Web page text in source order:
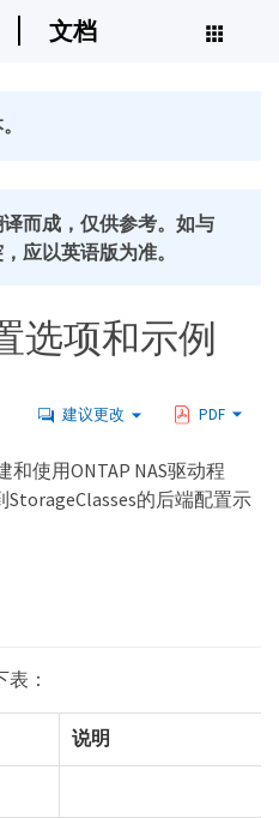
文档
而成，仅供参考。如与
应以英语版为准。
选项和示例
建议更改 PDF
使用ONTAP NAS驱动程
的后端配置示
：
说明